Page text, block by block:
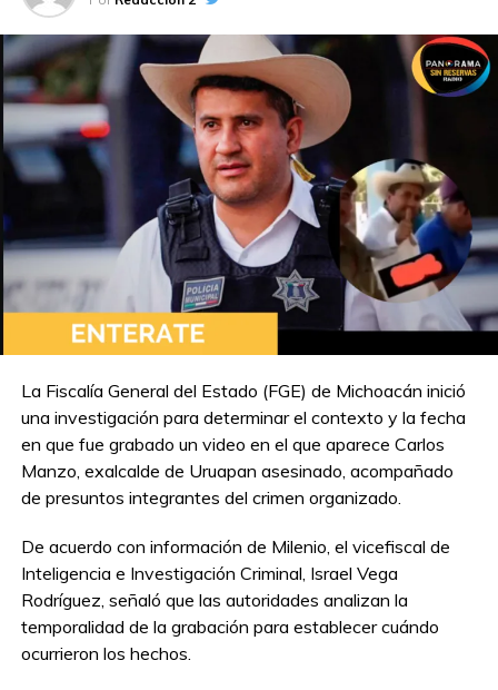
La Fiscalía General del Estado (FGE) de Michoacán inició
una investigación para determinar el contexto y la fecha
en que fue grabado un video en el que aparece Carlos
Manzo, exalcalde de Uruapan asesinado, acompañado
de presuntos integrantes del crimen organizado.
De acuerdo con información de Milenio, el vicefiscal de
Inteligencia e Investigación Criminal, Israel Vega
Rodríguez, señaló que las autoridades analizan la
temporalidad de la grabación para establecer cuándo
ocurrieron los hechos.